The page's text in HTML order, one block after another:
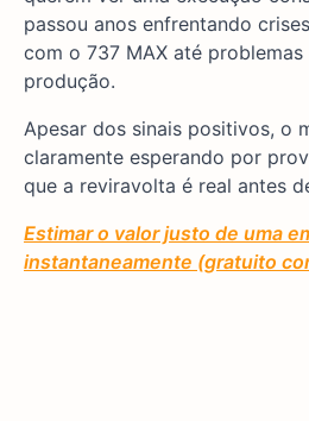
passou anos enfrentando
com o 737 MAX até
produção.
Apesar dos sinais positivos, o
claramente esperando por
que a reviravolta é real antes
Estimar o valor justo de uma
instantaneamente (gratuito